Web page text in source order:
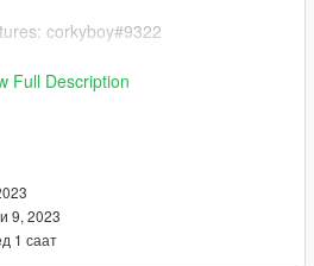
corkyboy#9322
mod. :)
discord.gg/jnFrZ64aAt
Full Description
9, 2023
1 саат